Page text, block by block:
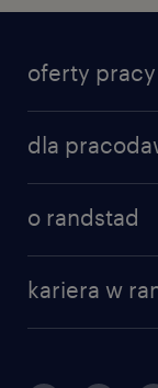
oferty pracy
dla
o randstad
kariera w